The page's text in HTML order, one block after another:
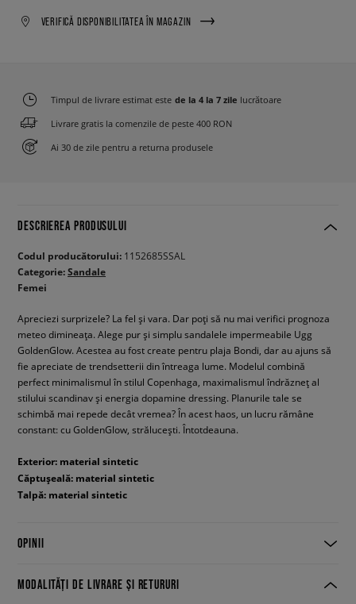
VERIFICĂ DISPONIBILITATEA ÎN MAGAZIN
Timpul de livrare estimat este de la 4 la 7 zile lucrătoare
Livrare gratis la comenzile de peste 400 RON
Ai 30 de zile pentru a returna produsele
DESCRIEREA PRODUSULUI
Codul producătorului: 1152685SSAL
Categorie:Sandale
Femei
Apreciezi surprizele? La fel și vara. Dar poți să nu mai verifici prognoza
meteo dimineața. Alege pur și simplu sandalele impermeabile Ugg
GoldenGlow. Acestea au fost create pentru plaja Bondi, dar au ajuns să
fie apreciate de trendsetterii din întreaga lume. Modelul combină
perfect minimalismul în stilul Copenhaga, maximalismul îndrăzneț al
stilului scandinav și energia dopamine dressing. Planurile tale se
schimbă mai repede decât vremea? În acest haos, un lucru rămâne
constant: cu GoldenGlow, strălucești. Întotdeauna.
Exterior: material sintetic
Căptușeală: material sintetic
Talpă: material sintetic
OPINII
MODALITĂȚI DE LIVRARE ȘI RETURURI